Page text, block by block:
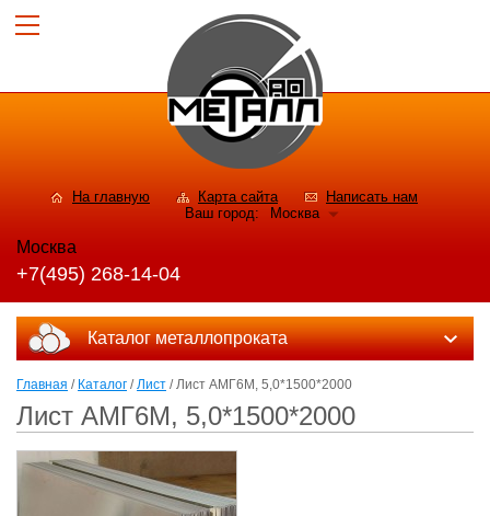
На главную Карта сайта
Написать нам
Ваш город:
Москва
Москва
+7(495) 268-14-04
Каталог металлопроката
Главная / Каталог /Лист / Лист АМГ6М, 5,0*1500*2000
Лист АМГ6М, 5,0*1500*2000